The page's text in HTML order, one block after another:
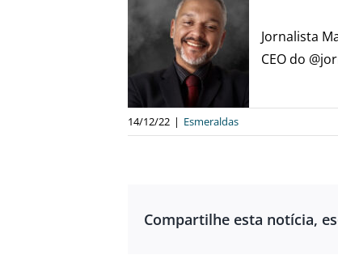
Jornalista
CEO do
14/12/22 | Esmeraldas
Compartilhe esta notícia,